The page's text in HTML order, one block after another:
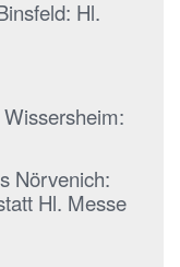
Hl.
Nörvenich:
Hl. Messe